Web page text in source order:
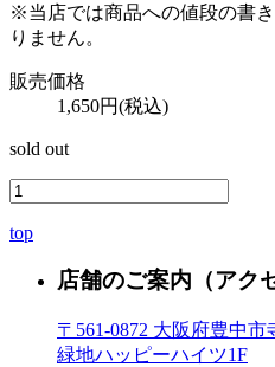
※当店では商品への値段の書
りません。
販売価格
1,650円(税込)
sold out
top
店舗のご案内 （アク
〒561-0872 大阪府豊中市
緑地ハッピーハイツ1F